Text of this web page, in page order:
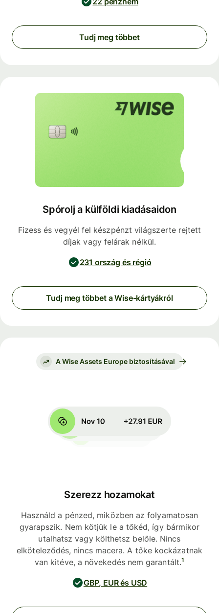
Tudj meg többet
Spórolj a külföldi kiadásaidon
Fizess és vegyél fel készpénzt világszerte rejtett
díjak vagy felárak nélkül.
231 ország és régió
Tudj meg többet a Wise-kártyákról
A Wise Assets Europe biztosításával
Szerezz hozamokat
Használd a pénzed, miközben az folyamatosan
gyarapszik. Nem kötjük le a tőkéd, így bármikor
utalhatsz vagy költhetsz belőle. Nincs
elköteleződés, nincs macera. A tőke kockázatnak
van kitéve, a növekedés nem garantált.1
GBP, EUR és USD